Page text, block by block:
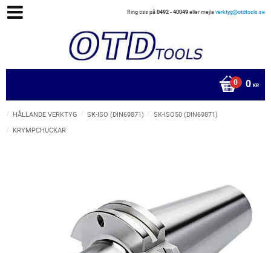
Ring oss på0492 - 40049eller mejlaverktyg@otdtools.se
0 KR
HÅLLANDE VERKTYG SK-ISO (DIN69871)
SK-ISO50 (DIN69871)
KRYMPCHUCKAR